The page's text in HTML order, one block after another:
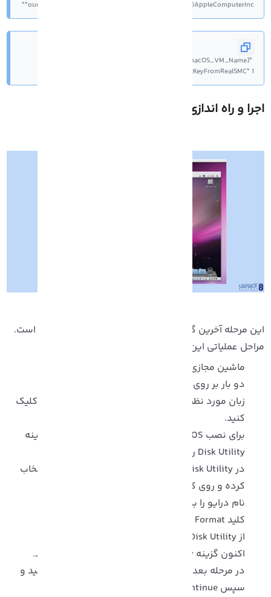
"ourhardworkbythesewordsguardedpleasedontsteal(c)AppleComputerInc"
VBoxManage setextradata "[macOS_VM_Name]"
"VBoxInternal/Devices/smc/0/Config/GetKeyFromRealSMC" 1
و راه اندازیmacOS
این مرحله آخرین گام برای نصب macOS در ماشین مجازی است.
عملیاتی این بخش به شرح زیر است:
ماشین مجازی یا همان VirtualBox را اجرا کنید.
دو بار بر روی گزینه macOS VM کلیک کنید.
زبان مورد نظر خود را انتخاب و روی گزینه Continue کلیک
کنید.
برای نصب macOS باید درایو مجازی را فرمت کنید. گزینه
Disk Utility را انتخاب کرده و Continue را بزنید.
در Disk Utility، گزینه VBOX HARDDISK Media را انتخاب
کرده و روی کلید Erase کلیک کنید.
نام درایو را بدلخواه تعریف کنید.
کلید Format را انتخاب کنید.
اکنون گزینه Install macOS Monterey را انتخاب کنید.
در مرحله بعد، درایوی که ایجاد کرده اید را انتخاب کنید و
سپس Continue را بزنید.